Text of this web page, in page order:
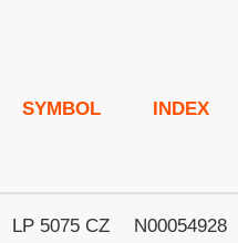
SYMBOL INDEX
LP 5075 CZ N00054928